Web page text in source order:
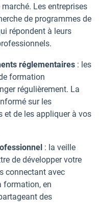
Les entreprises
de programmes de
répondent à leurs
réglementaires : les
formation
régulièrement. La
sur les
et de les appliquer à vos
: la veille
de développer votre
connectant avec
formation, en
des